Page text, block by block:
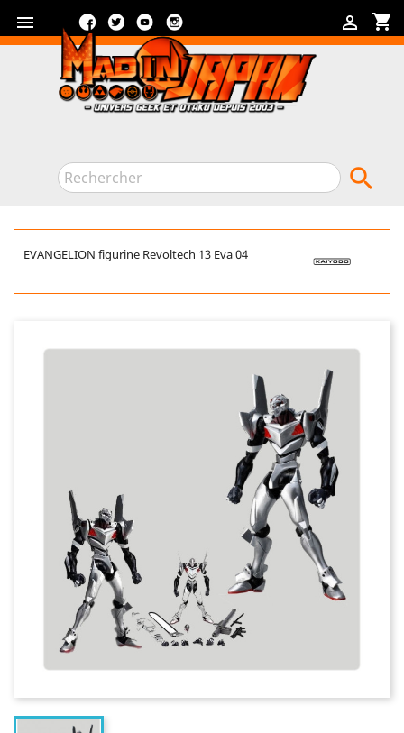
 shopping_cart

FacebookTwitterYouTube

EVANGELION figurine Revoltech 13 Eva 04